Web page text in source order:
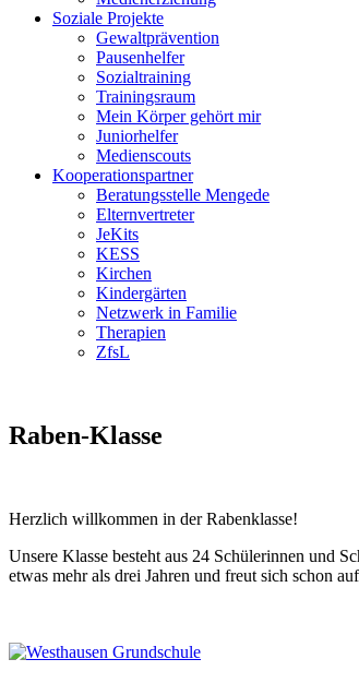
Soziale Projekte
Gewaltprävention
Pausenhelfer
Sozialtraining
Trainingsraum
Mein Körper gehört mir
Juniorhelfer
Medienscouts
Kooperationspartner
Beratungsstelle Mengede
Elternvertreter
JeKits
KESS
Kirchen
Kindergärten
Netzwerk in Familie
Therapien
ZfsL
Raben-Klasse
Herzlich willkommen in der Rabenklasse!
Unsere Klasse besteht aus 24 Schülerinnen und
etwas mehr als drei Jahren und freut sich schon